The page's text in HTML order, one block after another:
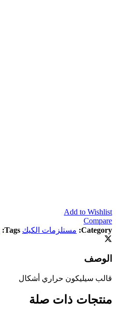
Add to Wishlist
Compare
Category: مستلزمات الكيك Tags:
الوصف
قالب سيليكون حراري أشكال
منتجات ذات صلة